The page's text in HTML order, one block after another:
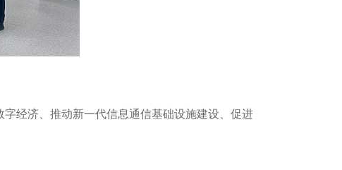
经济、推动新一代信息通信基础设施建设、促进